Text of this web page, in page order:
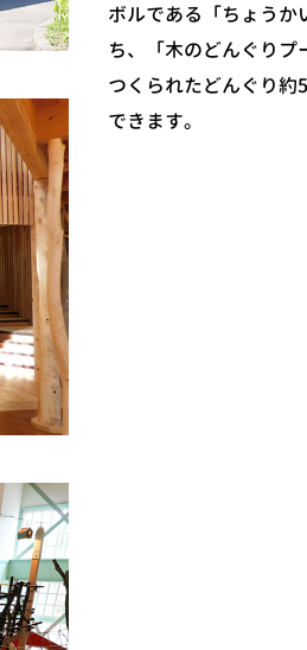
ボルである「ちょうか
ち、「木のどんぐり
つくられたどんぐり
できます。